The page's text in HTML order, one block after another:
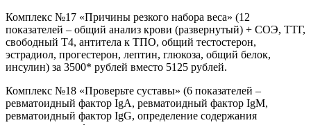
Комплекс №17 «Причины резкого набора веса» (12
показателей – общий анализ крови (развернутый) + СОЭ, ТТГ,
свободный Т4, антитела к ТПО, общий тестостерон,
эстрадиол, прогестерон, лептин, глюкоза, общий белок,
инсулин) за 3500* рублей вместо 5125 рублей.
Комплекс №18 «Проверьте суставы» (6 показателей –
ревматоидный фактор IgА, ревматоидный фактор IgM,
ревматоидный фактор IgG, определение содержания